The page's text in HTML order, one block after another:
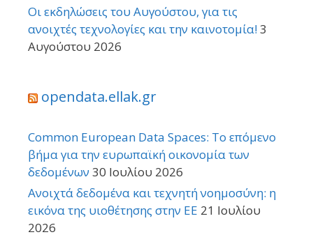
Οι εκδηλώσεις του Αυγούστου, για τις
ανοιχτές τεχνολογίες και την καινοτομία!3
Αυγούστου 2026
opendata.ellak.gr
Common European Data Spaces: Το επόμενο
βήμα για την ευρωπαϊκή οικονομία των
δεδομένων 30 Ιουλίου 2026
Ανοιχτά δεδομένα και τεχνητή νοημοσύνη: η
εικόνα της υιοθέτησης στην ΕΕ 21 Ιουλίου
2026